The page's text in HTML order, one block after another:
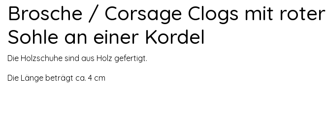
Brosche / Corsage Clogs mit roter
Sohle an einer Kordel
Die Holzschuhe sind aus Holz gefertigt.
Die Länge beträgt ca. 4 cm